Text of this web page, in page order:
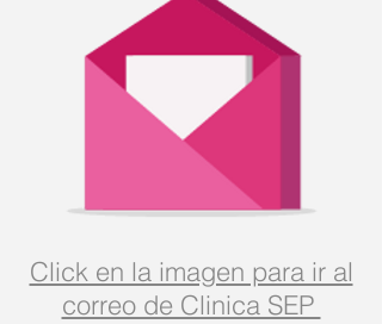
Click en la imagen para ir al
correo de Clinica SEP